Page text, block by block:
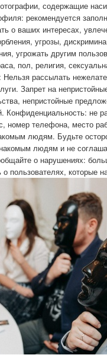
содержащие
рекомендуется
о ваших интересах,
угрозы,
угрожать другим
пол, религия,
рассылать
Запрет на
непристойные
Конфиденциальность: не
номер телефона, место
людям. Будьте
людям и не
о нарушениях:
пользователях, которые